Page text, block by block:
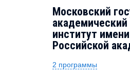
Московский
институт
Российской
2 программы